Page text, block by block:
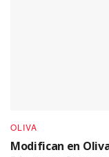
OLIVA
Modifican en